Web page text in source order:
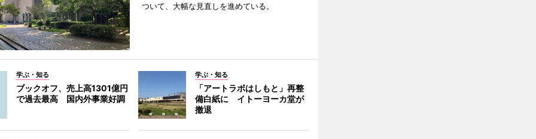
ついて、大幅な見直しを進めている。
学ぶ・知る
ブックオフ、売上高1301億円
で過去最高 国内外事業好調
学ぶ・知る
「アートラボはしもと」再整
備白紙に イトーヨーカ堂が
撤退